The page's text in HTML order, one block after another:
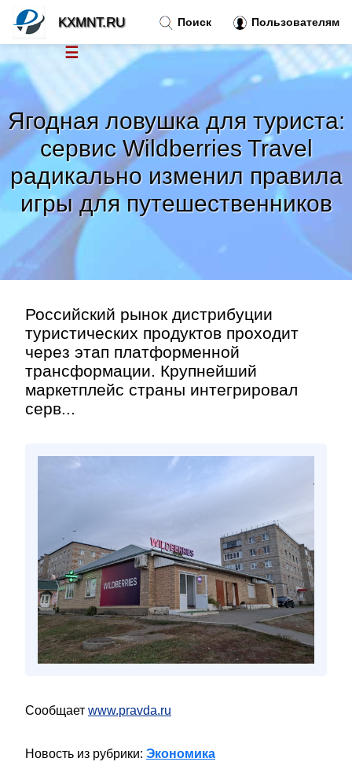
Ягодная ловушка для туриста:
сервис Wildberries Travel
радикально изменил правила
игры для путешественников
Российский рынок дистрибуции
туристических продуктов проходит
через этап платформенной
трансформации. Крупнейший
маркетплейс страны интегрировал
серв...
Сообщает www.pravda.ru
Новость из рубрики: Экономика
Поиск Пользователям
KXMNT.RU
☰
Тренды новостей»
Рубрики»
Правила »